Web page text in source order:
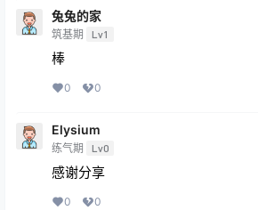
兔兔的家
筑基期 Lv1
棒
0 0
Elysium
练气期 Lv0
感谢分享
0 0